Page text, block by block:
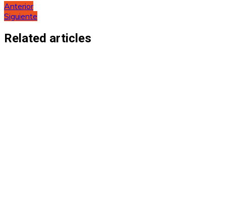
Navegación
de
entradas
Anterior
Siguiente
Related articles